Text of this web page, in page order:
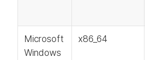
Microsoft
Windows
x86_64